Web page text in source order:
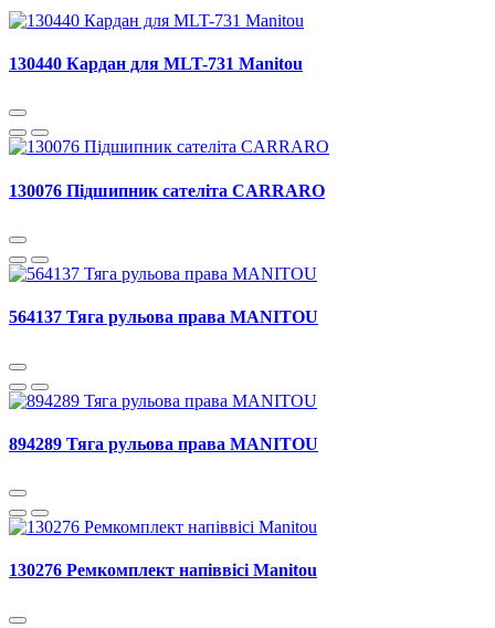
130440 Кардан для MLT-731 Manitou
130076 Підшипник сателіта CARRARO
564137 Тяга рульова права MANITOU
894289 Тяга рульова права MANITOU
130276 Ремкомплект напіввісі Manitou